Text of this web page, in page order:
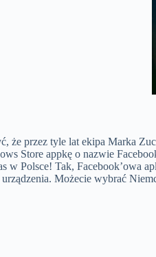
że przez tyle lat ekipa Marka
Store appkę o nazwie
w Polsce! Tak, Facebook’owa
Możecie wybrać